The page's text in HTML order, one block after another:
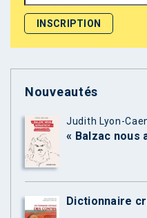
Nouveautés
Judith Lyon-
« Balzac nous
Dictionnaire